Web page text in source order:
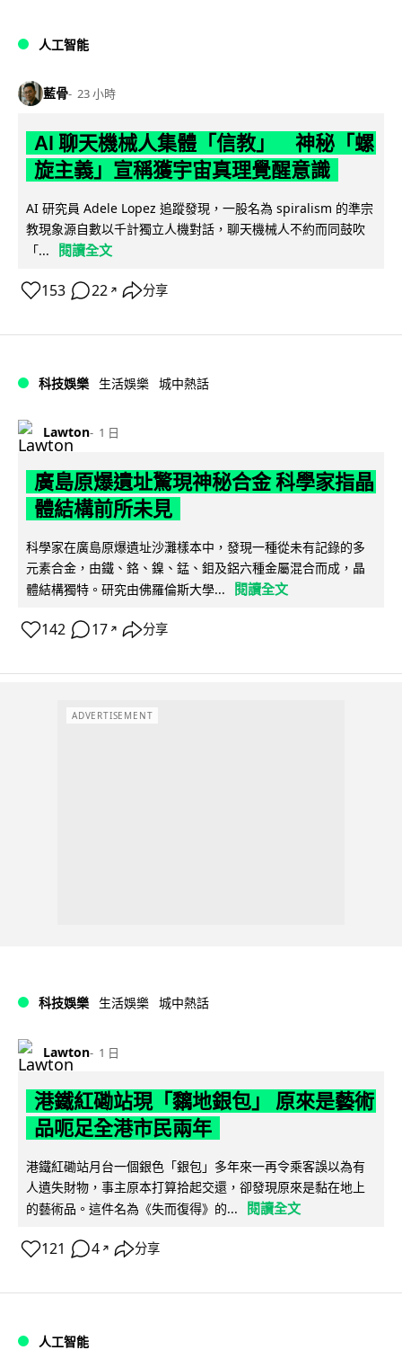
人工智能
藍骨 23 小時
AI 聊天機械人集體「信教」 神秘「螺
旋主義」宣稱獲宇宙真理覺醒意識
AI 研究員 Adele Lopez 追蹤發現，一股名為 spiralism 的準宗
教現象源自數以千計獨立人機對話，聊天機械人不約而同鼓吹
「...
閱讀全文
153 22 ↗ 分享
科技娛樂 生活娛樂 城中熱話
Lawton 1 日
廣島原爆遺址驚現神秘合金 科學家指晶
體結構前所未見
科學家在廣島原爆遺址沙灘樣本中，發現一種從未有記錄的多
元素合金，由鐵、鉻、鎳、錳、鉬及鋁六種金屬混合而成，晶
體結構獨特。研究由佛羅倫斯大學...
閱讀全文
142 17 ↗ 分享
ADVERTISEMENT
科技娛樂 生活娛樂 城中熱話
Lawton 1 日
港鐵紅磡站現「黐地銀包」 原來是藝術
品呃足全港市民兩年
港鐵紅磡站月台一個銀色「銀包」多年來一再令乘客誤以為有
人遺失財物，事主原本打算拾起交還，卻發現原來是黏在地上
的藝術品。這件名為《失而復得》的...
閱讀全文
121 4 ↗ 分享
人工智能